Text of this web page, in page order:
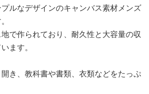
ルなデザインのキャンバス素材メンズ
で作られており、耐久性と大容量の収
ます。
き、教科書や書類、衣類などをたっぷ